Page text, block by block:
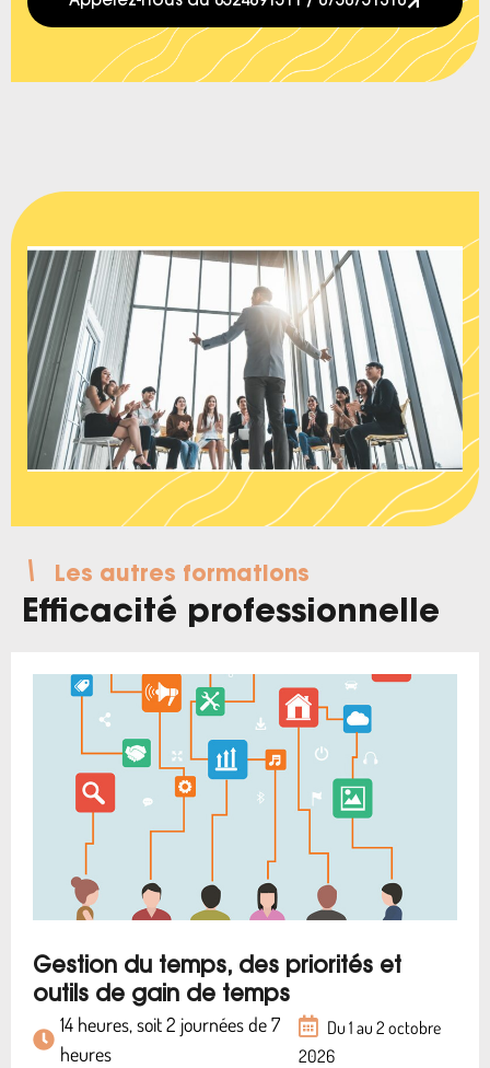
Les autres formations
Efficacité professionnelle
Gestion du temps, des priorités et
outils de gain de temps
14 heures, soit 2 journées de 7
heures
Du 1 au 2 octobre
2026